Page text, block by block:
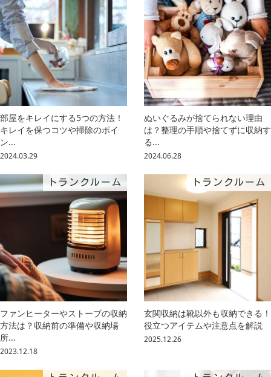
部屋をキレイにする5つの方法！
キレイを保つコツや掃除のポイ
ン...
2024.03.29
ぬいぐるみが捨てられない理由
は？整理の手順や捨てずに収納す
る...
2024.06.28
トランクルーム
ファンヒーターやストーブの収納
方法は？収納前の準備や収納場
所...
2023.12.18
トランクルーム
玄関収納は靴以外も収納できる！
役立つアイテムや注意点を解説
2025.12.26